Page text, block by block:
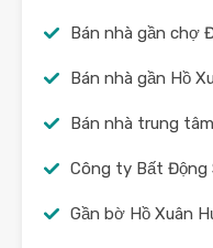
Bán nhà gần chợ
Bán nhà gần Hồ
Bán nhà trung
Công ty Bất Động
Gần bờ Hồ Xuân